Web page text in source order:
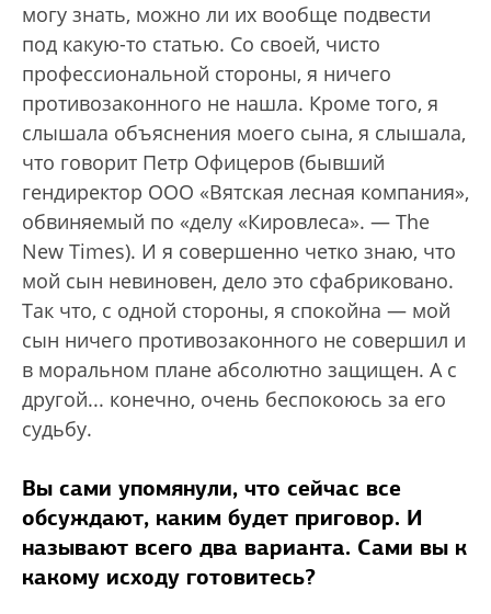
могу знать, можно ли их вообще подвести
под какую-то статью. Со своей, чисто
профессиональной стороны, я ничего
противозаконного не нашла. Кроме того, я
слышала объяснения моего сына, я слышала,
что говорит Петр Офицеров (бывший
гендиректор ООО «Вятская лесная компания»,
обвиняемый по «делу «Кировлеса». — The
New Times). И я совершенно четко знаю, что
мой сын невиновен, дело это сфабриковано.
Так что, с одной стороны, я спокойна — мой
сын ничего противозаконного не совершил и
в моральном плане абсолютно защищен. А с
другой... конечно, очень беспокоюсь за его
судьбу.
Вы сами упомянули, что сейчас все
обсуждают, каким будет приговор. И
называют всего два варианта. Сами вы к
какому исходу готовитесь?